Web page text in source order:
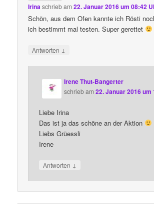
Irinaschriebam22. Januar 2016 um 08:42
Schön, aus dem Ofen kannte ich Rösti
ich bestimmt mal testen. Super gerettet
Antworten ↓
Irene Thut-Bangerter
schriebam22. Januar 2016 um
Liebe Irina
Das ist ja das schöne an der Aktion
Liebs Grüessli
Irene
Antworten ↓